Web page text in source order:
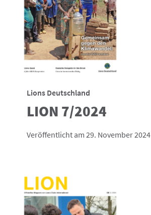
Lions Deutschland
LION 7/2024
Veröffentlicht am 29. November 2024